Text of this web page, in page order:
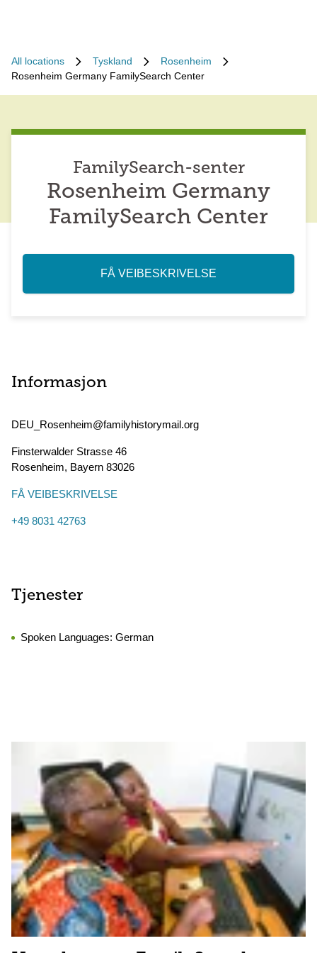
All locations Tyskland
Rosenheim
Rosenheim Germany FamilySearch Center
FamilySearch-senter
Rosenheim Germany
FamilySearch Center
FÅ VEIBESKRIVELSE
Informasjon
DEU_Rosenheim@familyhistorymail.org
Finsterwalder Strasse 46
Rosenheim, Bayern 83026
FÅ VEIBESKRIVELSE
+49 8031 42763
Tjenester
Spoken Languages: German